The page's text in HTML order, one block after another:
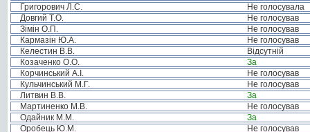
Григорович Л.С.
Не голосувала
Довгий Т.О.
Не голосував
Зімін О.П.
Не голосував
Кармазін Ю.А.
Не голосував
Келестин В.В.
Відсутній
Козаченко О.О.
За
Корчинський А.І.
Не голосував
Кульчинський М.Г.
Не голосував
Литвин В.В.
За
Мартиненко М.В.
Не голосував
Одайник М.М.
За
Оробець Ю.М.
Не голосував